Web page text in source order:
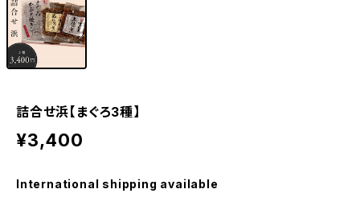
詰合せ浜【まぐろ3種】
¥3,400
International shipping available